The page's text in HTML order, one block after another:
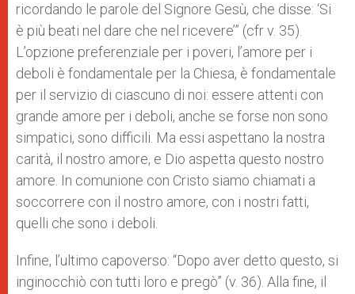
ricordando le parole del Signore Gesù, che disse: ‘Si
è più beati nel dare che nel ricevere’” (cfr v. 35).
L’opzione preferenziale per i poveri, l’amore per i
deboli è fondamentale per la Chiesa, è fondamentale
per il servizio di ciascuno di noi: essere attenti con
grande amore per i deboli, anche se forse non sono
simpatici, sono difficili. Ma essi aspettano la nostra
carità, il nostro amore, e Dio aspetta questo nostro
amore. In comunione con Cristo siamo chiamati a
soccorrere con il nostro amore, con i nostri fatti,
quelli che sono i deboli.
Infine, l’ultimo capoverso: “Dopo aver detto questo, si
inginocchiò con tutti loro e pregò” (v. 36). Alla fine, il